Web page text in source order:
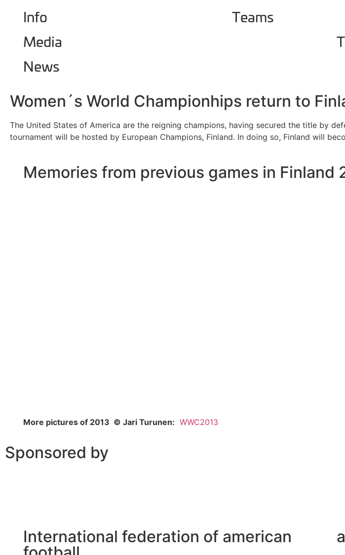
Info Teams
Media
News
Women´s World Championhips return to
The United States of America are the reigning champions, having secured the title by
tournament will be hosted by European Champions, Finland. In doing so, Finland will
Memories from previous games in Finland
More pictures of 2013 © Jari Turunen: WWC2013
Sponsored by
International federation of american